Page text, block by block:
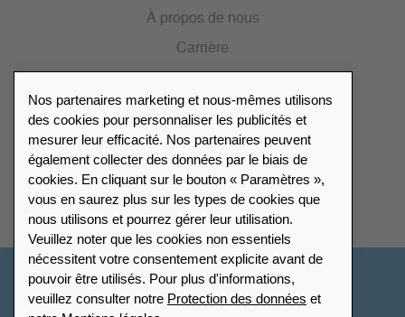
À propos de nous
Carrière
Catalogue
Répertoire des revendeurs
Trouver Leuchtturm
Nos partenaires marketing et nous-mêmes utilisons
des cookies pour personnaliser les publicités et
mesurer leur efficacité. Nos partenaires peuvent
également collecter des données par le biais de
cookies. En cliquant sur le bouton « Paramètres »,
vous en saurez plus sur les types de cookies que
nous utilisons et pourrez gérer leur utilisation.
Veuillez noter que les cookies non essentiels
nécessitent votre consentement explicite avant de
pouvoir être utilisés. Pour plus d'informations,
veuillez consulter notre Protection des données et
Suisse - Français